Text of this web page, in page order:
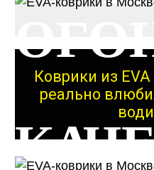
Коврики из
реально